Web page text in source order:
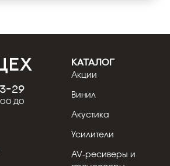
29
до
КАТАЛОГ
Акции
Винил
Акустика
Усилители
AV-ресиверы и